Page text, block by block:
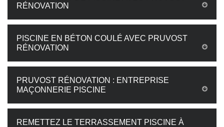
RÉNOVATION
PISCINE EN BÉTON COULÉ AVEC PRUVOST
RÉNOVATION
PRUVOST RÉNOVATION : ENTREPRISE
MAÇONNERIE PISCINE
REMETTEZ LE TERRASSEMENT PISCINE À